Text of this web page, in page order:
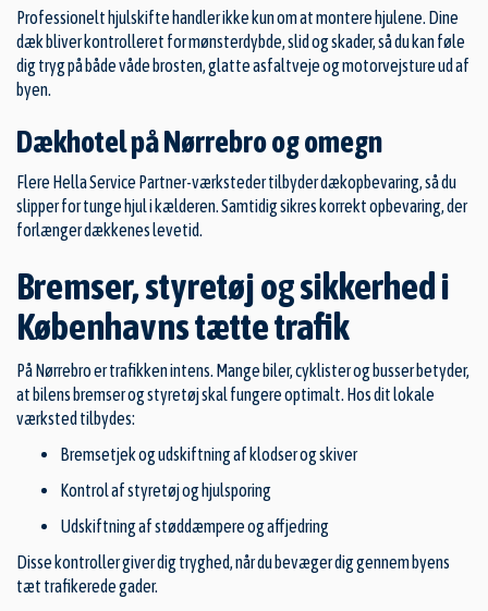
Professionelt hjulskifte handler ikke kun om at montere hjulene. Dine
dæk bliver kontrolleret for mønsterdybde, slid og skader, så du kan føle
dig tryg på både våde brosten, glatte asfaltveje og motorvejsture ud af
byen.
Dækhotel på Nørrebro og omegn
Flere Hella Service Partner-værksteder tilbyder dækopbevaring, så du
slipper for tunge hjul i kælderen. Samtidig sikres korrekt opbevaring, der
forlænger dækkenes levetid.
Bremser, styretøj og sikkerhed i
Københavns tætte trafik
På Nørrebro er trafikken intens. Mange biler, cyklister og busser betyder,
at bilens bremser og styretøj skal fungere optimalt. Hos dit lokale
værksted tilbydes:
Bremsetjek og udskiftning af klodser og skiver
Kontrol af styretøj og hjulsporing
Udskiftning af støddæmpere og affjedring
Disse kontroller giver dig tryghed, når du bevæger dig gennem byens
tæt trafikerede gader.